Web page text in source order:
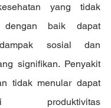
yang tidak
dengan baik dapat
sosial dan
signifikan. Penyakit
tidak menular dapat
produktivitas